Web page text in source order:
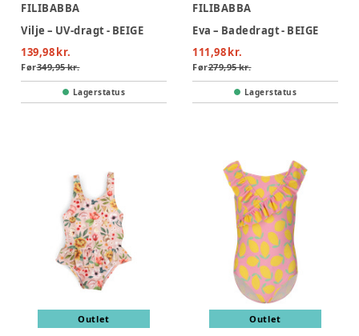
FILIBABBA
Vilje – UV-dragt - BEIGE
139,98 kr.
Før349,95 kr.
Lagerstatus
FILIBABBA
Eva – Badedragt - BEIGE
111,98 kr.
Før279,95 kr.
Lagerstatus
Outlet Outlet